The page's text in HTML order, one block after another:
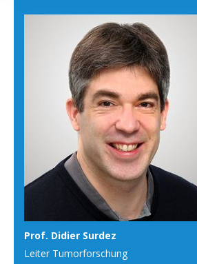
Prof. Didier Surdez
Leiter Tumorforschung